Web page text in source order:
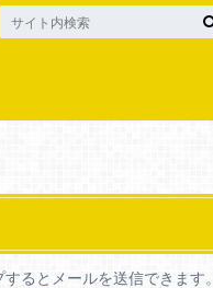
るとメールを送信できます。